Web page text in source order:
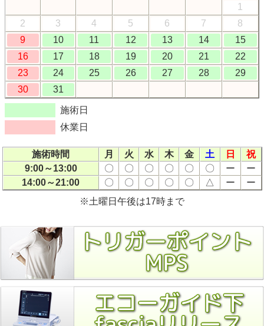
1
2
3 4 5 6 7
8
9
10 11 12 13 14
15
16
17 18 19 20 21
22
23
24 25 26 27 28
29
30
31
施術日
休業日
施術時間 月 火 水 木 金 土 日
祝
9:00～13:00
〇 〇 〇 〇 〇 〇 ー
ー
14:00～21:00
〇 〇 〇 〇 〇 △ ー
ー
※土曜日午後は17時まで